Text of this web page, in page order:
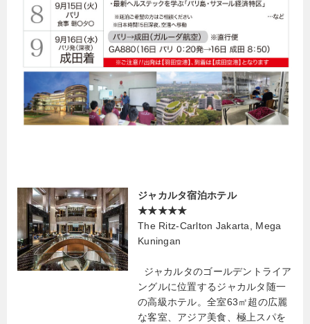
ジャカルタ宿泊ホテル
★★★★★
The Ritz-Carlton Jakarta, Mega
Kuningan
ジャカルタのゴールデントライア
ングルに位置するジャカルタ随一
の高級ホテル。全室63㎡超の広麗
な客室、アジア美食、極上スパを